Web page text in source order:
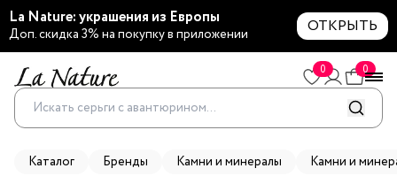
La Nature: украшения из Европы
Доп. скидка 3% на покупку в приложении ОТКРЫТЬ
0 0
Каталог Бренды Камни и минералы Камни и